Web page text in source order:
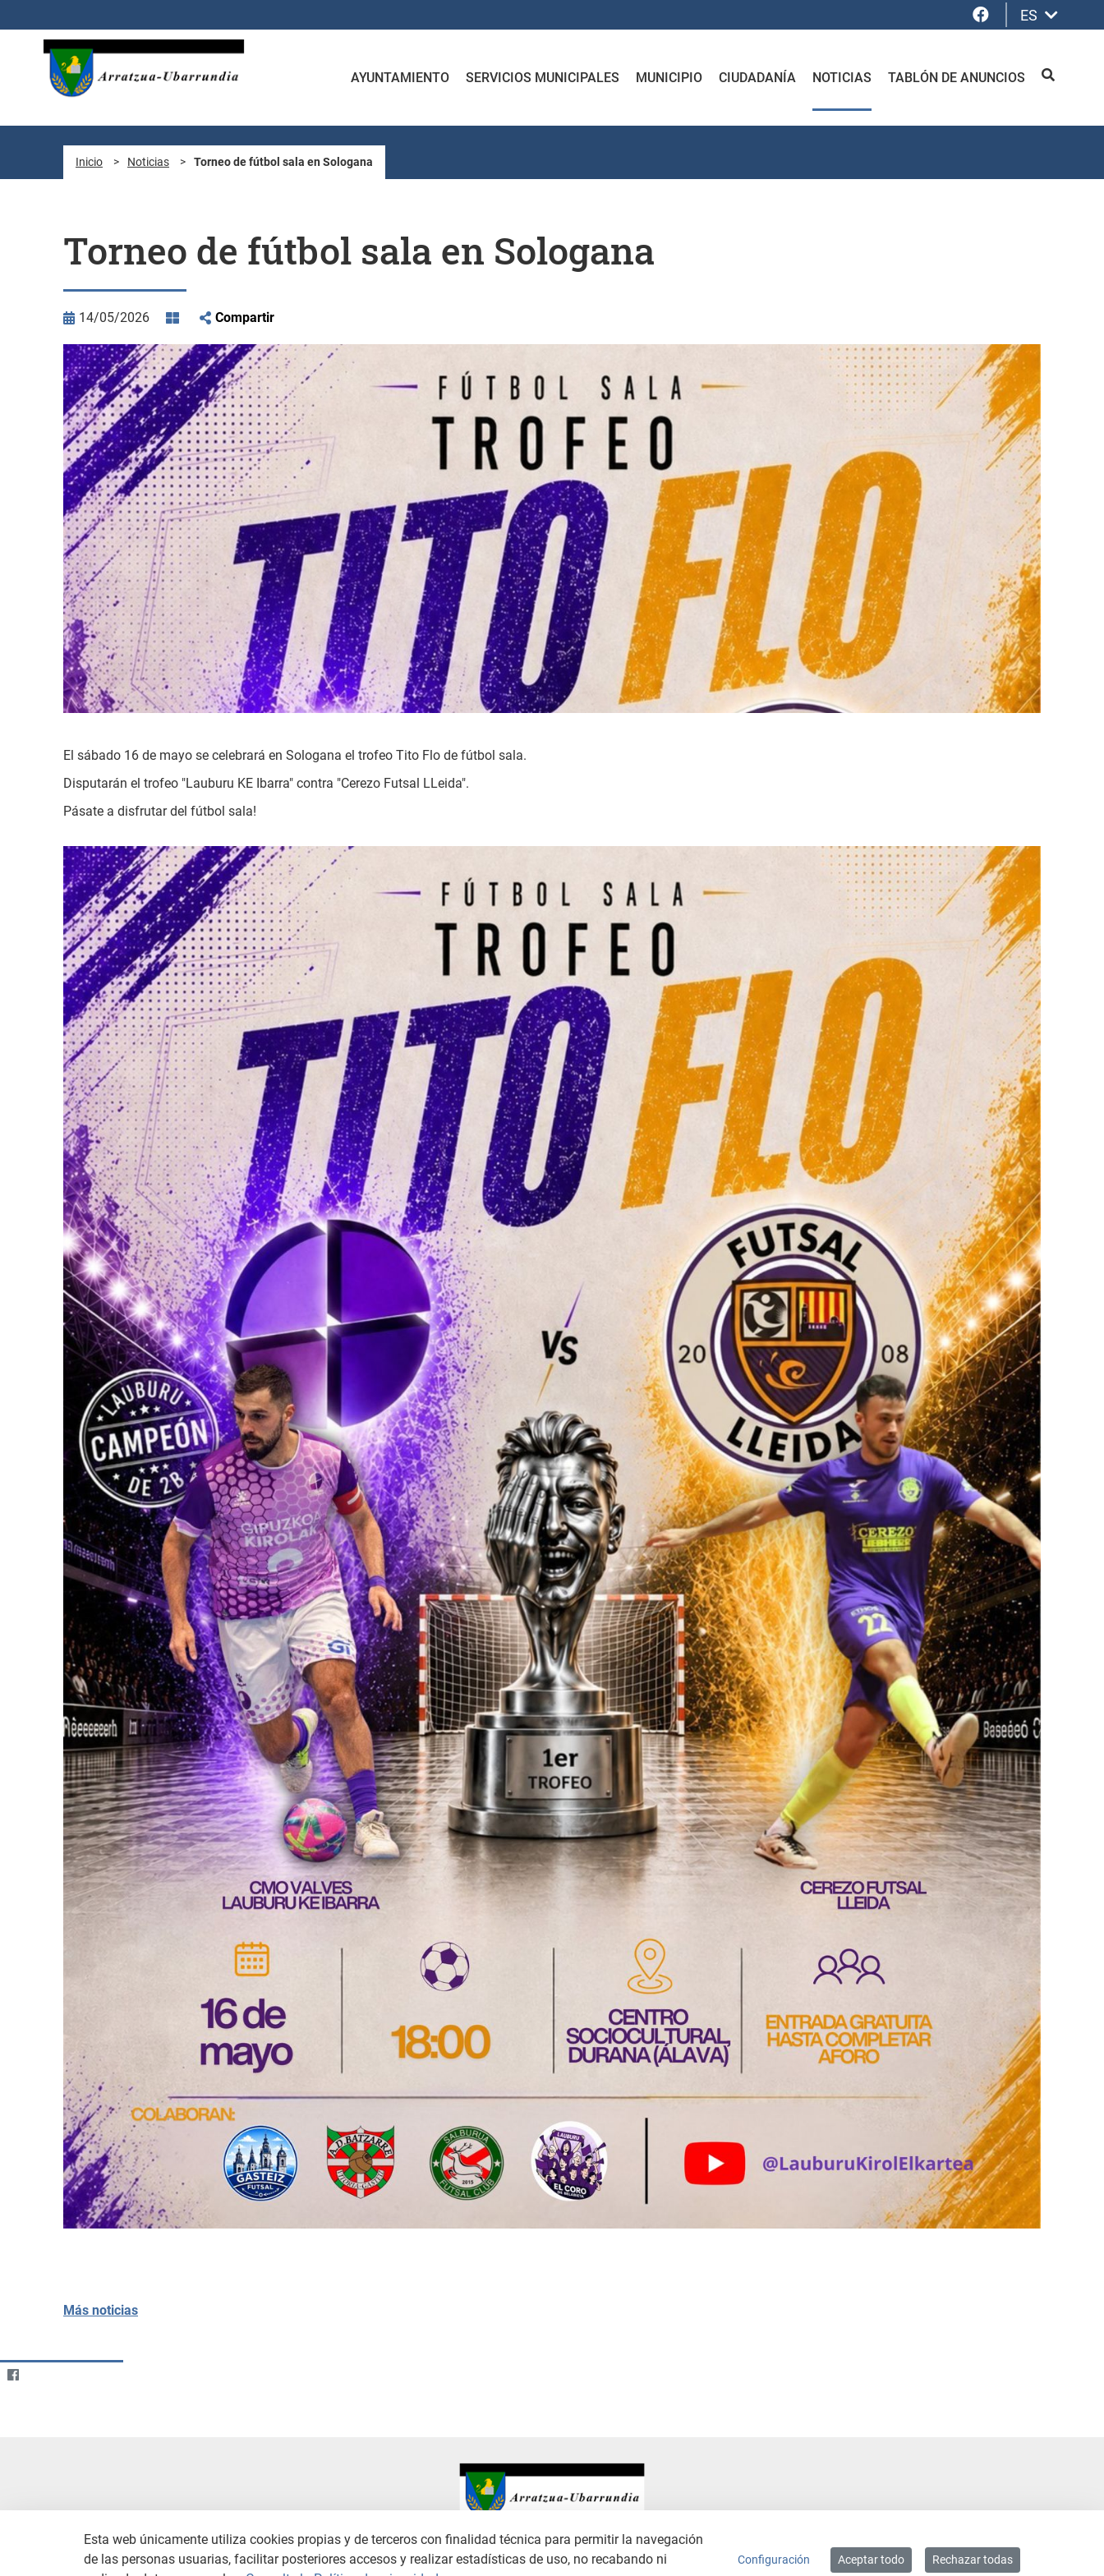
Facebook
ES
AYUNTAMIENTO SERVICIOS MUNICIPALES MUNICIPIO CIUDADANÍA NOTICIAS TABLÓN DE ANUNCIOS BUSCAR
Inicio > Noticias > Torneo de fútbol sala en Sologana
Torneo de fútbol sala en Sologana
14/05/2026 Compartir
El sábado 16 de mayo se celebrará en Sologana el trofeo Tito Flo de fútbol sala.
Disputarán el trofeo "Lauburu KE Ibarra" contra "Cerezo Futsal LLeida".
Pásate a disfrutar del fútbol sala!
Más noticias
CONTACTO AVISO LEGAL CANAL DE DENUNCIAS POLÍTICA DE PRIVACIDAD POLÍTICA DE COOKIES ACCESIBILIDAD MAPA WEB
Esta web únicamente utiliza cookies propias y de terceros con finalidad técnica para permitir la navegación
de las personas usuarias, facilitar posteriores accesos y realizar estadísticas de uso, no recabando ni
Configuración Aceptar todo Rechazar todas